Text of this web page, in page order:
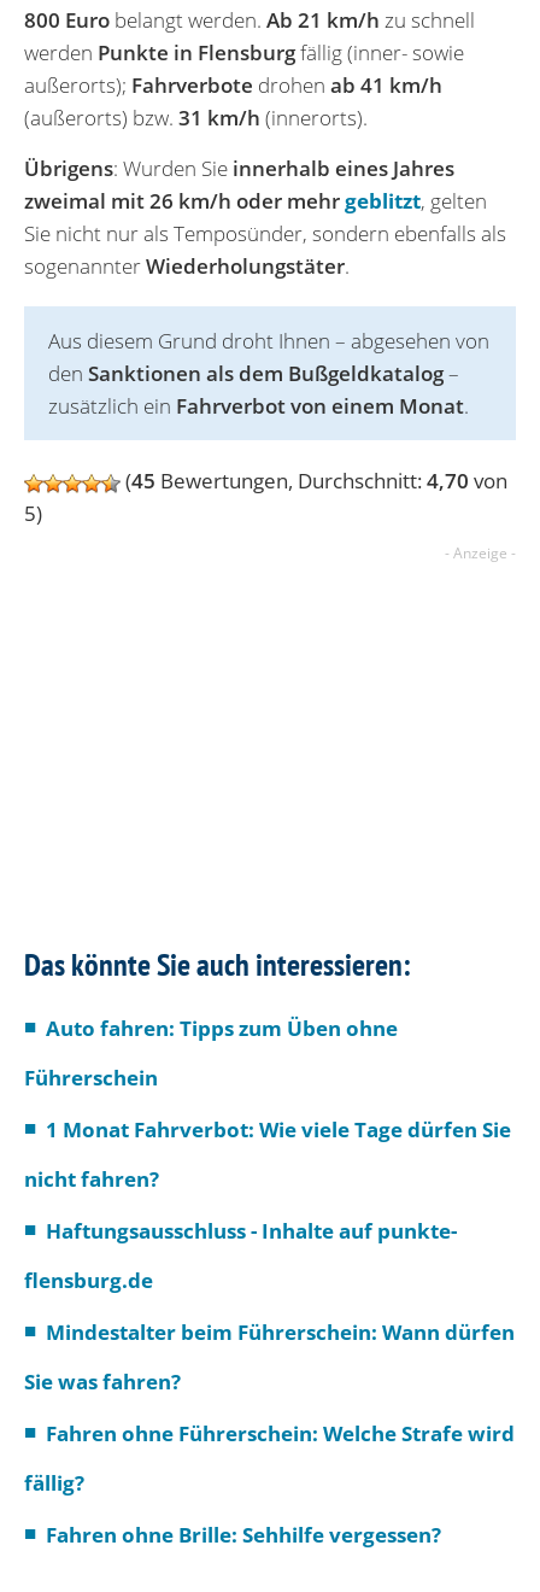
800 Euro belangt werden. Ab 21 km/h zu schnell
werden Punkte in Flensburgfällig (inner- sowie
außerorts); Fahrverbote drohen ab 41 km/h
(außerorts) bzw. 31 km/h (innerorts).
Übrigens: Wurden Sie innerhalb eines Jahres
zweimal mit 26 km/h oder mehrgeblitzt, gelten
Sie nicht nur als Temposünder, sondern ebenfalls als
sogenannterWiederholungstäter.
Aus diesem Grund droht Ihnen – abgesehen von
den Sanktionen als dem Bußgeldkatalog–
zusätzlich ein Fahrverbot von einem Monat.
(45 Bewertungen, Durchschnitt:4,70 von
5)
Das könnte Sie auch interessieren:
Auto fahren: Tipps zum Üben ohne
Führerschein
1 Monat Fahrverbot: Wie viele Tage dürfen Sie
nicht fahren?
Haftungsausschluss - Inhalte auf punkte-
flensburg.de
Mindestalter beim Führerschein: Wann dürfen
Sie was fahren?
Fahren ohne Führerschein: Welche Strafe wird
fällig?
Fahren ohne Brille: Sehhilfe vergessen?